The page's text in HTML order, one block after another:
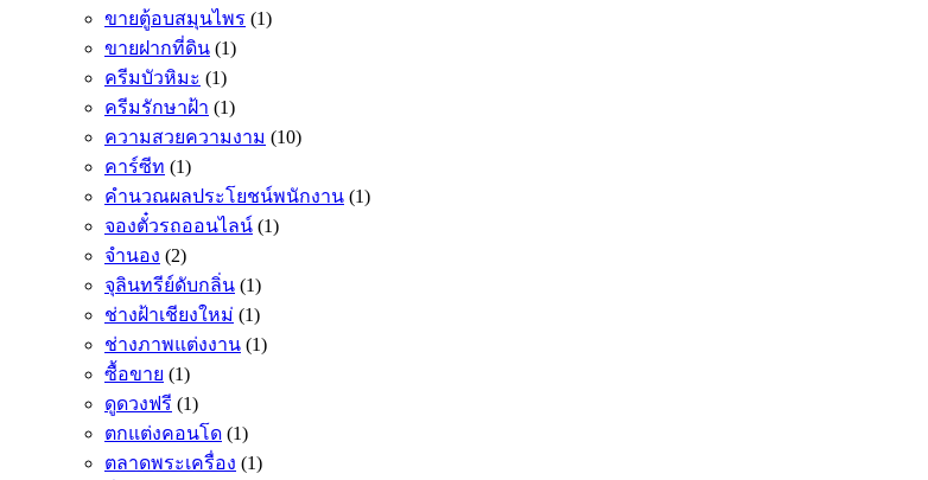
ขายตู้อบสมุนไพร (1)
ขายฝากที่ดิน (1)
ครีมบัวหิมะ (1)
ครีมรักษาฝ้า (1)
ความสวยความงาม (10)
คาร์ซีท (1)
คำนวณผลประโยชน์พนักงาน (1)
จองตั๋วรถออนไลน์ (1)
จำนอง (2)
จุลินทรีย์ดับกลิ่น (1)
ช่างฝ้าเชียงใหม่ (1)
ช่างภาพแต่งงาน (1)
ซื้อขาย (1)
ดูดวงฟรี (1)
ตกแต่งคอนโด (1)
ตลาดพระเครื่อง (1)